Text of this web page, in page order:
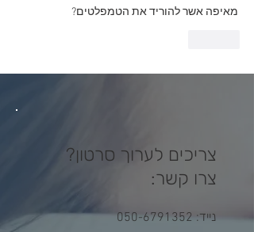
מאיפה אשר להוריד את הטמפלטים?
צריכים לערוך סרטון?
צרו קשר:
נייד:
050-6791352